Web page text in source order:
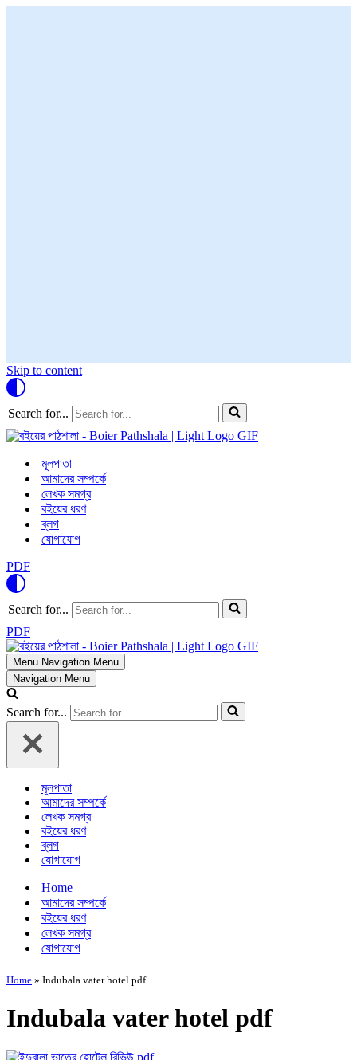
Skip to content
Search for...
মূলপাতা
আমাদের সম্পর্কে
লেখক সমগ্র
বইয়ের ধরণ
ব্লগ
যোগাযোগ
PDF
Search for...
PDF
Menu Navigation Menu
Navigation Menu
Search for...
মূলপাতা
আমাদের সম্পর্কে
লেখক সমগ্র
বইয়ের ধরণ
ব্লগ
যোগাযোগ
Home
আমাদের সম্পর্কে
বইয়ের ধরণ
লেখক সমগ্র
যোগাযোগ
Home » Indubala vater hotel pdf
Indubala vater hotel pdf